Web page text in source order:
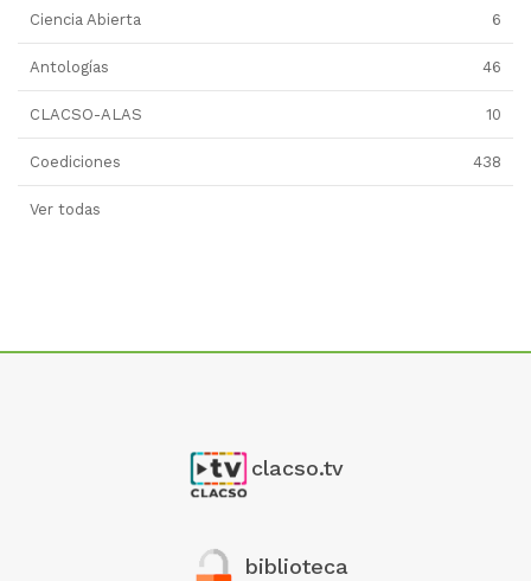
Ciencia Abierta 6
Antologías 46
CLACSO-ALAS 10
Coediciones 438
Ver todas
clacso.tv
biblioteca